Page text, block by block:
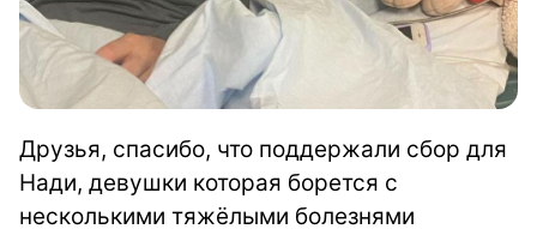
Друзья, спасибо, что поддержали сбор для
Нади, девушки которая борется с
несколькими тяжёлыми болезнями